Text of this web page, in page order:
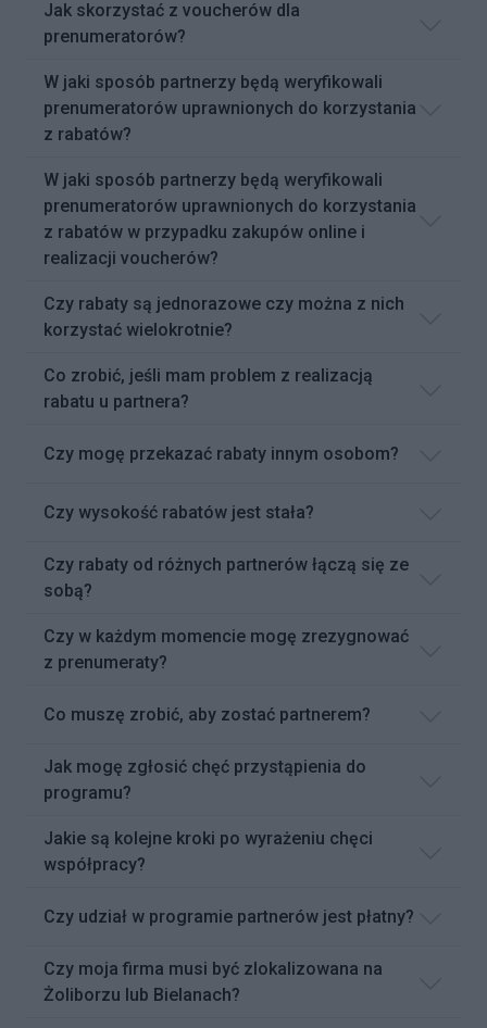
Jak skorzystać z voucherów dla
prenumeratorów?
W jaki sposób partnerzy będą weryfikowali
prenumeratorów uprawnionych do korzystania
z rabatów?
W jaki sposób partnerzy będą weryfikowali
prenumeratorów uprawnionych do korzystania
z rabatów w przypadku zakupów online i
realizacji voucherów?
Czy rabaty są jednorazowe czy można z nich
korzystać wielokrotnie?
Co zrobić, jeśli mam problem z realizacją
rabatu u partnera?
Czy mogę przekazać rabaty innym osobom?
Czy wysokość rabatów jest stała?
Czy rabaty od różnych partnerów łączą się ze
sobą?
Czy w każdym momencie mogę zrezygnować
z prenumeraty?
Co muszę zrobić, aby zostać partnerem?
Jak mogę zgłosić chęć przystąpienia do
programu?
Jakie są kolejne kroki po wyrażeniu chęci
współpracy?
Czy udział w programie partnerów jest płatny?
Czy moja firma musi być zlokalizowana na
Żoliborzu lub Bielanach?